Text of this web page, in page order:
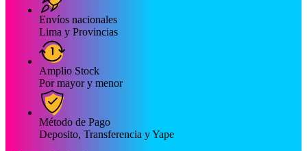
Envíos nacionales
Lima y Provincias
Amplio Stock
Por mayor y menor
Método de Pago
Deposito, Transferencia y Yape